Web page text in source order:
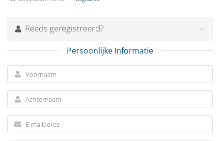
Reeds geregistreerd?
Persoonlijke Informatie